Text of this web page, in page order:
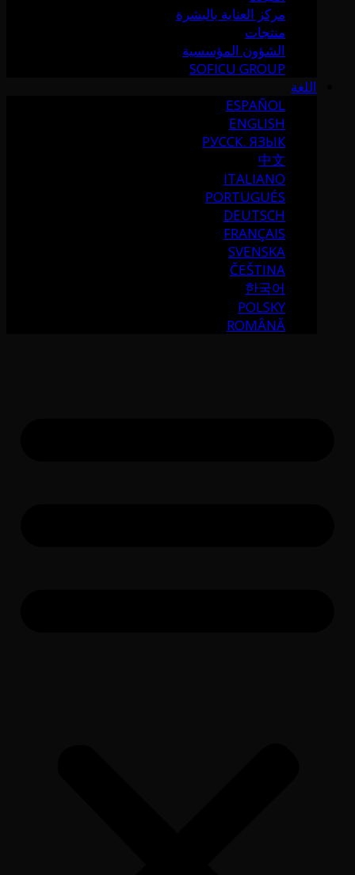
مركز العناية بالبشرة
منتجات
الشؤون المؤسسية
SOFICU GROUP
اللغة
ESPAÑOL
ENGLISH
РУССК. ЯЗЫК
中文
ITALIANO
PORTUGUÉS
DEUTSCH
FRANÇAIS
SVENSKA
ČEŠTINA
한국어
POLSKY
ROMÂNĂ